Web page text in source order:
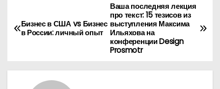
а
и
Ваша последняя лекция
про текст: 15 тезисов из
выступления Максима
Ильяхова на
конференции Design
Prosmotr
Бизнес в США vs Бизнес
в России: личный опыт